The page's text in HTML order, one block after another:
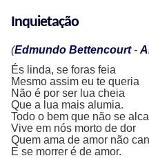
Inquietação
(Edmundo Bettencourt-
És linda, se foras feia
Mesmo assim eu te queria
Não é por ser lua cheia
Que a lua mais alumia.
Todo o bem que não se
Vive em nós morto de dor
Quem ama de amor não
E se morrer é de amor.